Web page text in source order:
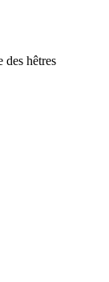
hêtres